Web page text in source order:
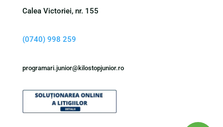
Calea Victoriei, nr. 155
(0740) 998 259
programari.junior@kilostopjunior.ro